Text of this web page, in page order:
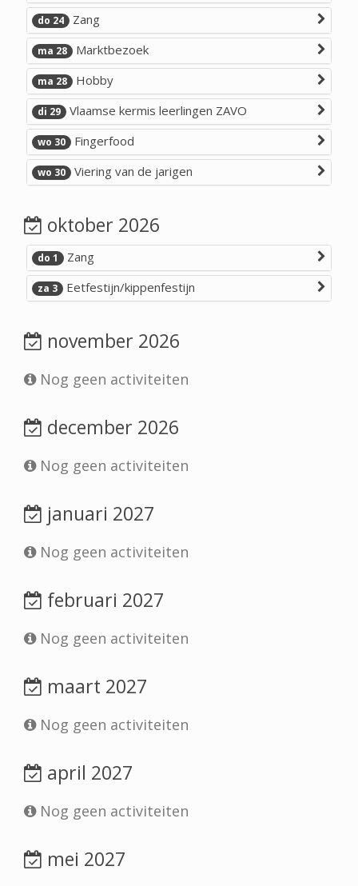
do 24 Zang
ma 28 Marktbezoek
ma 28 Hobby
di 29 Vlaamse kermis leerlingen ZAVO
wo 30 Fingerfood
wo 30 Viering van de jarigen
oktober 2026
do 1 Zang
za 3 Eetfestijn/kippenfestijn
november 2026
Nog geen activiteiten
december 2026
Nog geen activiteiten
januari 2027
Nog geen activiteiten
februari 2027
Nog geen activiteiten
maart 2027
Nog geen activiteiten
april 2027
Nog geen activiteiten
mei 2027